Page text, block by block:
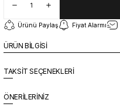
Ürünü Paylaş Fiyat Alarmı
ÜRÜN BİLGİSİ
TAKSİT SEÇENEKLERİ
ÖNERİLERİNİZ